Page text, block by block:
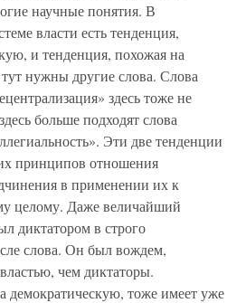
научные понятия. В
власти есть тенденция,
и тенденция, похожая на
нужны другие слова. Слова
здесь тоже не
больше подходят слова
Эти две тенденции
принципов отношения
в применении их к
целому. Даже величайший
диктатором в строго
слова. Он был вождем,
чем диктаторы.
демократическую, тоже имеет уже